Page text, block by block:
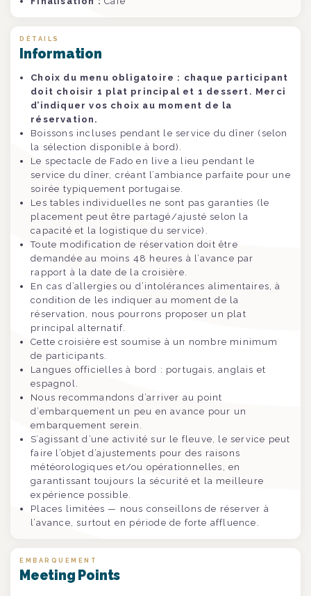
DÉTAILS
Information
Choix du menu obligatoire : chaque participant
doit choisir 1 plat principal et 1 dessert. Merci
d’indiquer vos choix au moment de la
réservation.
Boissons incluses pendant le service du dîner (selon
la sélection disponible à bord).
Le spectacle de Fado en live a lieu pendant le
service du dîner, créant l’ambiance parfaite pour une
soirée typiquement portugaise.
Les tables individuelles ne sont pas garanties (le
placement peut être partagé/ajusté selon la
capacité et la logistique du service).
Toute modification de réservation doit être
demandée au moins 48 heures à l’avance par
rapport à la date de la croisière.
En cas d’allergies ou d’intolérances alimentaires, à
condition de les indiquer au moment de la
réservation, nous pourrons proposer un plat
principal alternatif.
Cette croisière est soumise à un nombre minimum
de participants.
Langues officielles à bord : portugais, anglais et
espagnol.
Nous recommandons d’arriver au point
d’embarquement un peu en avance pour un
embarquement serein.
S’agissant d’une activité sur le fleuve, le service peut
faire l’objet d’ajustements pour des raisons
météorologiques et/ou opérationnelles, en
garantissant toujours la sécurité et la meilleure
expérience possible.
Places limitées — nous conseillons de réserver à
l’avance, surtout en période de forte affluence.
EMBARQUEMENT
Meeting Points